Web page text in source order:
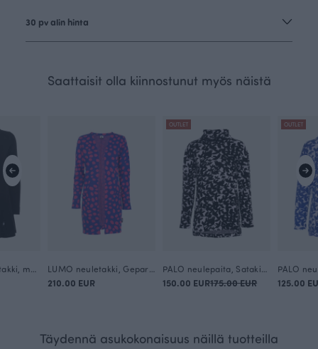
30 pv alin hinta
Saattaisit olla kiinnostunut myös näistä
210.00 EUR
OUTLET
150.00 EUR175.00 EUR
OUTLET
125.00
Täydennä asukokonaisuus näillä tuotteilla